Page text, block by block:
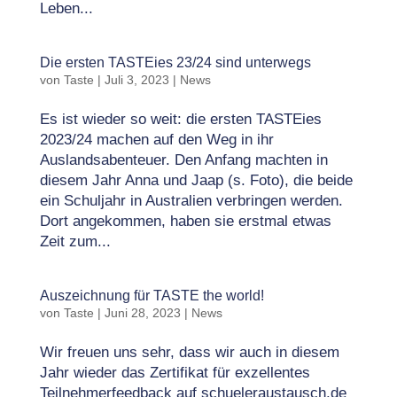
Leben...
Die ersten TASTEies 23/24 sind unterwegs
von Taste | Juli 3, 2023 | News
Es ist wieder so weit: die ersten TASTEies
2023/24 machen auf den Weg in ihr
Auslandsabenteuer. Den Anfang machten in
diesem Jahr Anna und Jaap (s. Foto), die beide
ein Schuljahr in Australien verbringen werden.
Dort angekommen, haben sie erstmal etwas
Zeit zum...
Auszeichnung für TASTE the world!
von Taste | Juni 28, 2023 | News
Wir freuen uns sehr, dass wir auch in diesem
Jahr wieder das Zertifikat für exzellentes
Teilnehmerfeedback auf schueleraustausch.de